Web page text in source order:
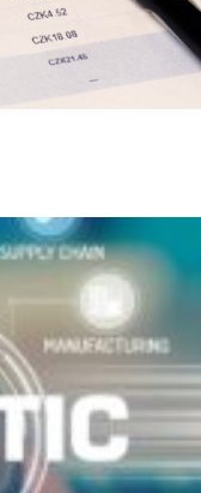
personer föds till.
andra mindre bra.
om att du har ett...